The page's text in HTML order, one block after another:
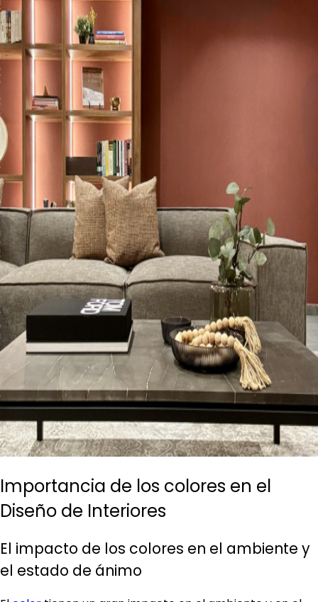
Importancia de los colores en el
Diseño de Interiores
El impacto de los colores en el ambiente y
el estado de ánimo